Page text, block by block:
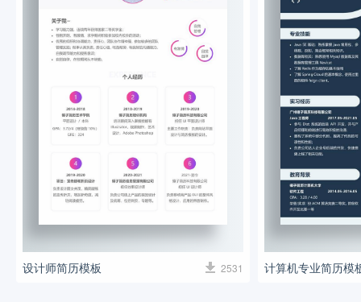
设计师简历模板 2531 计算机专业简历模